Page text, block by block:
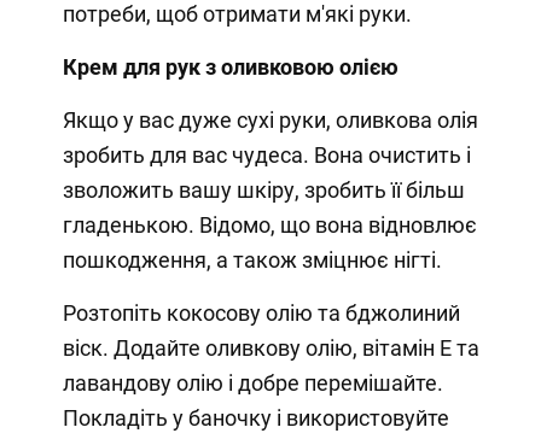
потреби, щоб отримати м'які руки.
Крем для рук з оливковою олією
Якщо у вас дуже сухі руки, оливкова олія
зробить для вас чудеса. Вона очистить і
зволожить вашу шкіру, зробить її більш
гладенькою. Відомо, що вона відновлює
пошкодження, а також зміцнює нігті.
Розтопіть кокосову олію та бджолиний
віск. Додайте оливкову олію, вітамін Е та
лавандову олію і добре перемішайте.
Покладіть у баночку і використовуйте